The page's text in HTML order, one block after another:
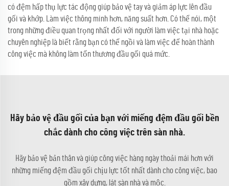
có đệm hấp thụ lực tác động giúp bảo vệ tay và giảm áp lực lên đầu
gối và khớp. Làm việc thông minh hơn, năng suất hơn. Có thể nói, một
trong những điều quan trọng nhất đối với người làm việc tại nhà hoặc
chuyên nghiệp là biết rằng bạn có thể ngồi và làm việc để hoàn thành
công việc mà không làm tổn thương đầu gối quá mức.
Hãy bảo vệ đầu gối của bạn với miếng đệm đầu gối bền
chắc dành cho công việc trên sàn nhà.
Hãy bảo vệ bản thân và giúp công việc hàng ngày thoải mái hơn với
những miếng đệm đầu gối chịu lực tốt nhất dành cho công việc, bao
gồm xây dựng, lát sàn nhà và mộc.